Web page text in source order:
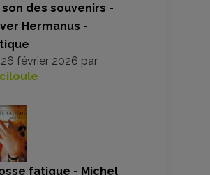
son des souvenirs -
Hermanus -
26 février 2026 par
fatigue - Michel